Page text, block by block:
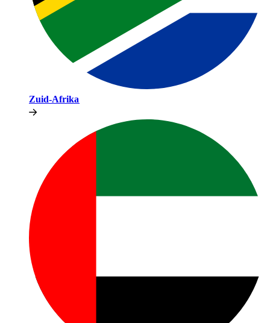
Zuid-Afrika​​